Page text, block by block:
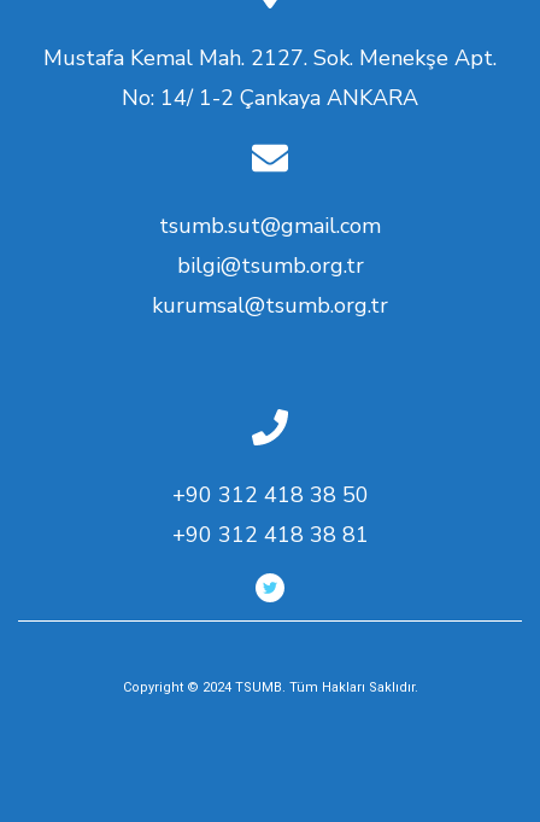
Mustafa Kemal Mah. 2127. Sok. Menekşe Apt.
No: 14/ 1-2 Çankaya ANKARA
tsumb.sut@gmail.com
bilgi@tsumb.org.tr
kurumsal@tsumb.org.tr
+90 312 418 38 50
+90 312 418 38 81
Copyright © 2024 TSUMB. Tüm Hakları Saklıdır.